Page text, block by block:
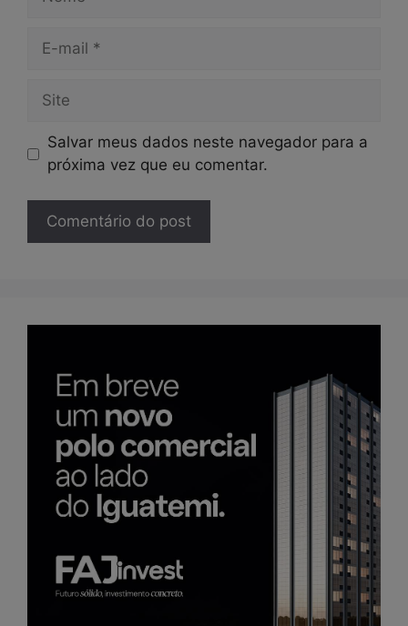
Site
Salvar meus dados neste navegador para a
próxima vez que eu comentar.